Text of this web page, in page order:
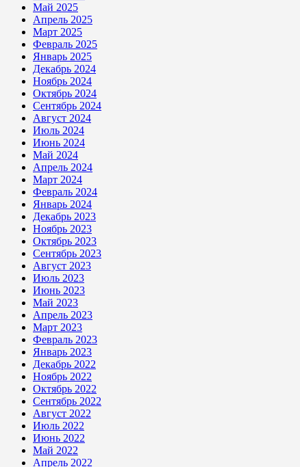
Май 2025
Апрель 2025
Март 2025
Февраль 2025
Январь 2025
Декабрь 2024
Ноябрь 2024
Октябрь 2024
Сентябрь 2024
Август 2024
Июль 2024
Июнь 2024
Май 2024
Апрель 2024
Март 2024
Февраль 2024
Январь 2024
Декабрь 2023
Ноябрь 2023
Октябрь 2023
Сентябрь 2023
Август 2023
Июль 2023
Июнь 2023
Май 2023
Апрель 2023
Март 2023
Февраль 2023
Январь 2023
Декабрь 2022
Ноябрь 2022
Октябрь 2022
Сентябрь 2022
Август 2022
Июль 2022
Июнь 2022
Май 2022
Апрель 2022